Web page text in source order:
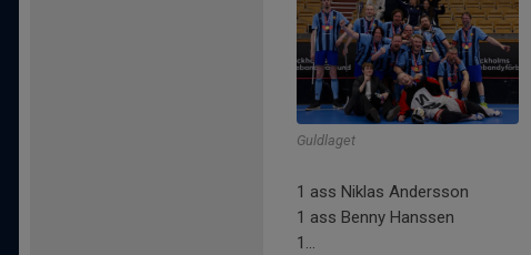
Guldlaget
1 ass Niklas Andersson
1 ass Benny Hanssen
1...